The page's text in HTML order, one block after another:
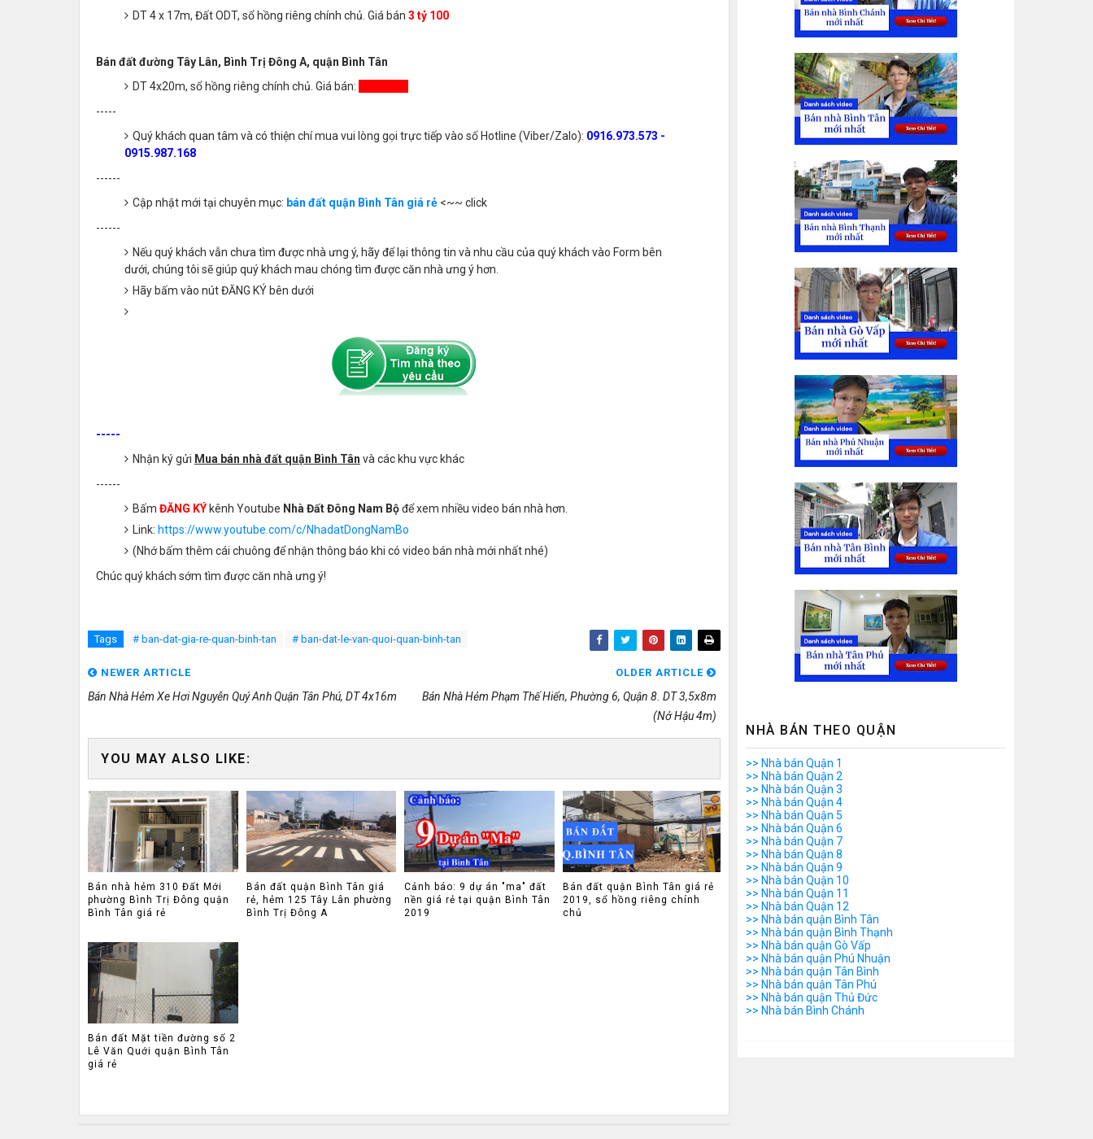
DT 4 x 17m, Đất ODT, sổ hồng riêng chính chủ. Giá bán 3 tỷ 100
Bán đất đường Tây Lân, Bình Trị Đông A, quận Bình Tân
DT 4x20m, sổ hồng riêng chính chủ. Giá bán:
-----
Quý khách quan tâm và có thiện chí mua vui lòng gọi trực tiếp vào số Hotline (Viber/Zalo): 0916.973.573 -
0915.987.168
------
Cập nhật mới tại chuyên mục: bán đất quận Bình Tân giá rẻ <~~ click
------
Nếu quý khách vẫn chưa tìm được nhà ưng ý, hãy để lại thông tin và nhu cầu của quý khách vào Form bên
dưới, chúng tôi sẽ giúp quý khách mau chóng tìm được căn nhà ưng ý hơn.
Hãy bấm vào nút ĐĂNG KÝ bên dưới
-----
Nhận ký gửi Mua bán nhà đất quận Bình Tân và các khu vực khác
------
Bấm ĐĂNG KÝ kênh Youtube Nhà Đất Đông Nam Bộđể xem nhiều video bán nhà hơn.
Link: https://www.youtube.com/c/NhadatDongNamBo
(Nhớ bấm thêm cái chuông để nhận thông báo khi có video bán nhà mới nhất nhé)
Chúc quý khách sớm tìm được căn nhà ưng ý!
Tags # ban-dat-gia-re-quan-binh-tan # ban-dat-le-van-quoi-quan-binh-tan
NEWER ARTICLE
Bán Nhà Hẻm Xe Hơi Nguyễn Quý Anh Quận Tân Phú, DT 4x16m
OLDER ARTICLE
Bán Nhà Hẻm Phạm Thế Hiển, Phường 6, Quận 8. DT 3,5x8m
(nở Hậu 4m)
YOU MAY ALSO LIKE:
Bán nhà hẻm 310 Đất Mới
phường Bình Trị Đông quận
Bình Tân giá rẻ
Bán đất quận Bình Tân giá
rẻ, hẻm 125 Tây Lân phường
Bình Trị Đông A
Cảnh báo: 9 dự án "ma" đất
nền giá rẻ tại quận Bình Tân
2019
Bán đất quận Bình Tân giá rẻ
2019, sổ hồng riêng chính
chủ
Bán đất Mặt tiền đường số 2
Lê Văn Quới quận Bình Tân
giá rẻ
NHÀ BÁN THEO QUẬN
>> Nhà bán Quận 1
>> Nhà bán Quận 2
>> Nhà bán Quận 3
>> Nhà bán Quận 4
>> Nhà bán Quận 5
>> Nhà bán Quận 6
>> Nhà bán Quận 7
>> Nhà bán Quận 8
>> Nhà bán Quận 9
>> Nhà bán Quận 10
>> Nhà bán Quận 11
>> Nhà bán Quận 12
>> Nhà bán quận Bình Tân
>> Nhà bán quận Bình Thạnh
>> Nhà bán quận Gò Vấp
>> Nhà bán quận Phú Nhuận
>> Nhà bán quận Tân Bình
>> Nhà bán quận Tân Phú
>> Nhà bán quận Thủ Đức
>> Nhà bán Bình Chánh